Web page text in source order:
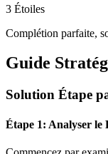
3 Étoiles
Complétion parfaite,
Guide
Solution Étape
Étape 1: Analyser le